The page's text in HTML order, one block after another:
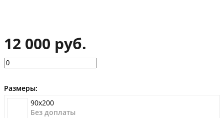
12 000 руб.
Размеры:
90x200
Без доплаты